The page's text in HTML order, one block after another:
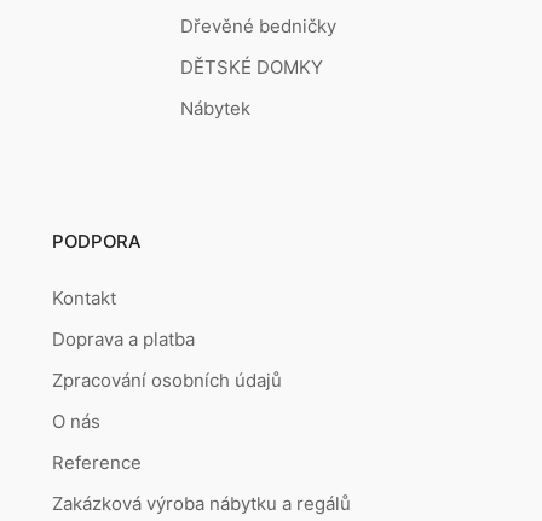
Dřevěné bedničky
DĚTSKÉ DOMKY
Nábytek
PODPORA
Kontakt
Doprava a platba
Zpracování osobních údajů
O nás
Reference
Zakázková výroba nábytku a regálů